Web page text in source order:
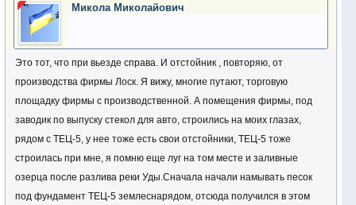
Микола Миколайович
Это тот, что при вьезде справа. И отстойник , повторяю, от
производства фирмы Лоск. Я вижу, многие путают, торговую
площадку фирмы с производственной. А помещения фирмы, под
заводик по выпуску стекол для авто, строились на моих глазах,
рядом с ТЕЦ-5, у нее тоже есть свои отстойники, ТЕЦ-5 тоже
строилась при мне, я помню еще луг на том месте и заливные
озерца после разлива реки Уды.Сначала начали намывать песок
под фундамент ТЕЦ-5 землеснарядом, отсюда получился в этом